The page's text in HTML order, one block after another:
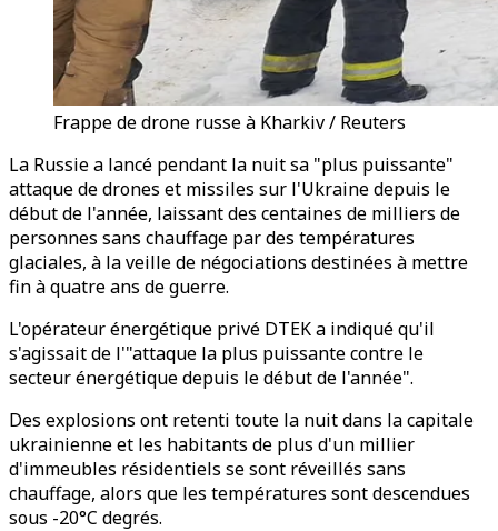
Frappe de drone russe à Kharkiv / Reuters
La Russie a lancé pendant la nuit sa "plus puissante"
attaque de drones et missiles sur l'Ukraine depuis le
début de l'année, laissant des centaines de milliers de
personnes sans chauffage par des températures
glaciales, à la veille de négociations destinées à mettre
fin à quatre ans de guerre.
L'opérateur énergétique privé DTEK a indiqué qu'il
s'agissait de l'"attaque la plus puissante contre le
secteur énergétique depuis le début de l'année".
Des explosions ont retenti toute la nuit dans la capitale
ukrainienne et les habitants de plus d'un millier
d'immeubles résidentiels se sont réveillés sans
chauffage, alors que les températures sont descendues
sous -20°C degrés.